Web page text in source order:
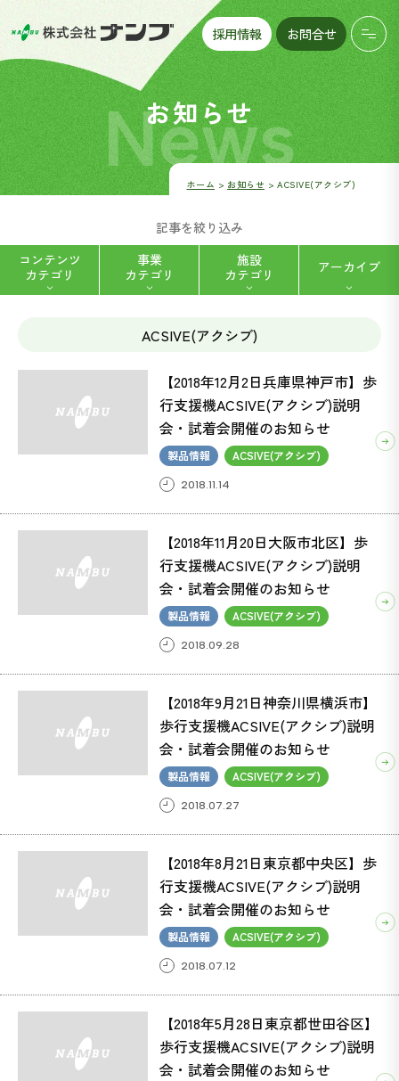
採用情報 お問合せ
お知らせ
News
ホーム お知らせ ACSIVE(アクシブ)
記事を絞り込み
ACSIVE(アクシブ)
【2018年12月2日兵庫県神戸市】歩
行支援機ACSIVE(アクシブ)説明
会・試着会開催のお知らせ
製品情報 ACSIVE(アクシブ)
2018.11.14
【2018年11月20日大阪市北区】歩
行支援機ACSIVE(アクシブ)説明
会・試着会開催のお知らせ
製品情報 ACSIVE(アクシブ)
2018.09.28
【2018年9月21日神奈川県横浜市】
歩行支援機ACSIVE(アクシブ)説明
会・試着会開催のお知らせ
製品情報 ACSIVE(アクシブ)
2018.07.27
【2018年8月21日東京都中央区】歩
行支援機ACSIVE(アクシブ)説明
会・試着会開催のお知らせ
製品情報 ACSIVE(アクシブ)
2018.07.12
【2018年5月28日東京都世田谷区】
歩行支援機ACSIVE(アクシブ)説明
会・試着会開催のお知らせ
コンテンツ
カテゴリ
ACSIVE(アクシブ) (37)
ボンベ楽(ラック) (1)
事業
カテゴリ
福祉用具レンタル・販売 (2)
施設
カテゴリ
ハートフルデイナンブ八帖 (5)
アーカイブ